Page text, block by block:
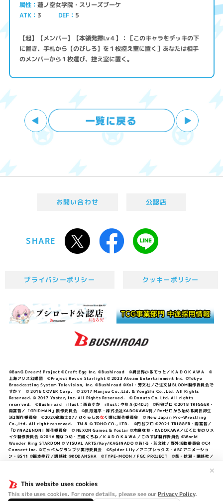
This website uses cookies
This site uses cookies. For more details, please see our Privacy Policy.
✕
属性 蓮ノ空女学院・スリーズブーケ
ATK 3 DEF 5
【起】【メンバー】【本領発揮Lv４】：［このキャラをデッキの下
に置き、手札から【のびしろ】を１枚控え室に置く］あなたは相手
のメンバーから１枚選び、控え室に置く。
お問い合わせ 公認店
SHARE
プライバシーポリシー クッキーポリシー
©BanG Dream! Project ©Craft Egg Inc. ©Bushiroad ©異世界かるてっと／ＫＡＤＯＫＡＷＡ ©
上海アリス幻樂団 ©Project Revue Starlight © 2023 Ateam Entertainment Inc. ©Tokyo
Broadcasting System Television, Inc. ©Bushiroad ©Koi・芳文社／ご注文はBLOOM製作委員会で
すか？ © 2016 COVER Corp. © 2017 Manjuu Co.,Ltd. & YongShi Co.,Ltd. All Rights
Reserved. © 2017 Yostar, Inc. All Rights Reserved. © Donuts Co. Ltd. All rights
reserved. ©Bushiroad illust：西あすか illust: やちぇ(D4DJ) ©円谷プロ ©2018 TRIGGER・
雨宮哲／「GRIDMAN」製作委員会 ©長月達平・株式会社KADOKAWA刊／Re:ゼロから始める異世界生
活2製作委員会 ©2020竜騎士07／ひぐらしのなく頃に製作委員会 © New Japan Pro-Wrestling
Co.,Ltd. All right reserved. TM & © TOHO CO., LTD. ©円谷プロ ©2021 TRIGGER・雨宮哲／
「DYNAZENON」製作委員会 © NEXON Games & Yostar ©木緒なち・KADOKAWA／ぼくたちのリメ
イク製作委員会 ©2016 暁なつめ・三嶋くろね／ＫＡＤＯＫＡＷＡ／このすば製作委員会 ©World
Wonder Ring STARDOM © VISUAL ARTS/Key/KAGINADO ©あfろ・芳文社／野外活動委員会 ©C4
Connect Inc. ©てっぺんグランプリ実行委員会 ©Spider Lily／アニプレックス・ABCアニメーショ
ン・BS11 ©福本伸行／講談社 ®KODANSHA ©TYPE-MOON / FGC PROJECT ©柴・伏瀬・講談社／
©中村力斗・野澤ゆき子／集英社・君のことが大大大大大好きな製作委員会 ©IIS-P／ぽんのみち製作委
員会 ©円谷プロ ©2023 TRIGGER・雨宮哲／「劇場版グリッドマンユニバース」製作委員会 © NEXON
Games／アビドス商店街 ©プロジェクトラブライブ！蓮ノ空女学院スクールアイドルクラブ ©「勇気爆